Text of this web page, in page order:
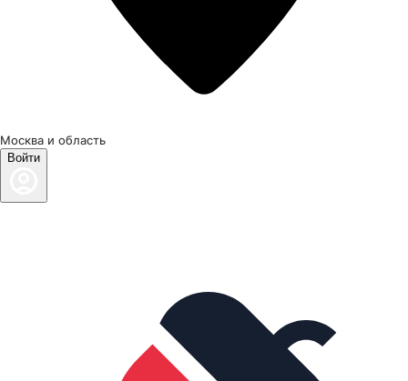
Москва и область
Войти